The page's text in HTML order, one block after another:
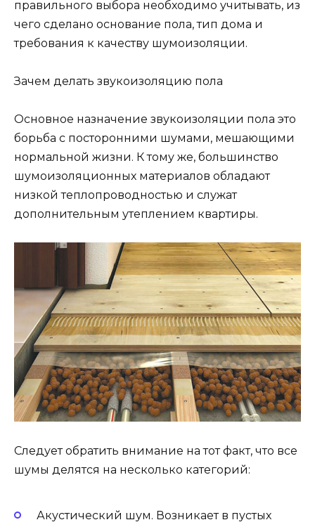
правильного выбора необходимо учитывать, из
чего сделано основание пола, тип дома и
требования к качеству шумоизоляции.
Зачем делать звукоизоляцию пола
Основное назначение звукоизоляции пола это
борьба с посторонними шумами, мешающими
нормальной жизни. К тому же, большинство
шумоизоляционных материалов обладают
низкой теплопроводностью и служат
дополнительным утеплением квартиры.
Следует обратить внимание на тот факт, что все
шумы делятся на несколько категорий:
Акустический шум. Возникает в пустых